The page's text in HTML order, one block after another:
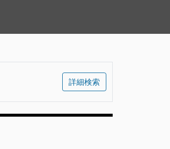
詳細検索